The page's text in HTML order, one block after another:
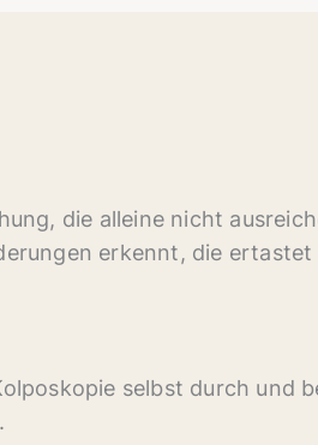
die alleine nicht
erkennt, die
selbst durch und